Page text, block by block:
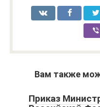
Вам также
Приказ